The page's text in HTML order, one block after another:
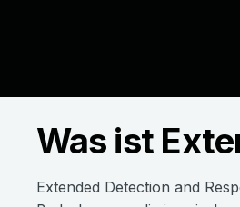
Was ist
Extended Detection and